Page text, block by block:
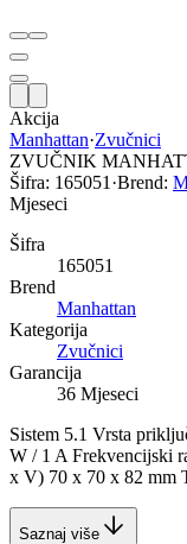
Akcija
Manhattan·Zvučnici
ZVUČNIK
Šifra: 165051 ·Brend:
Mjeseci
Šifra
165051
Brend
Manhattan
Kategorija
Zvučnici
Garancija
36 Mjeseci
Sistem 5.1 Vrsta
W / 1 A Frekvencijski
x V) 70 x 70 x 82 mm
Saznaj više